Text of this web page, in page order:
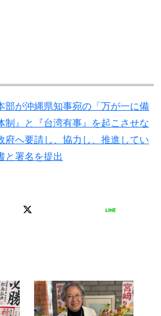
部が沖縄県知事宛の「万が一に備
制』と『台湾有事』を起こさせな
府へ要請し、協力し、推進してい
と署名を提出